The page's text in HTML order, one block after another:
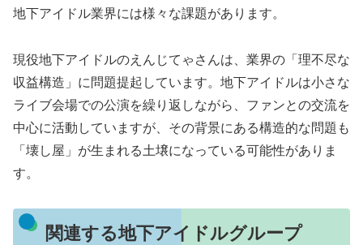
地下アイドル業界には様々な課題があります。
現役地下アイドルのえんじてゃさんは、業界の「理不尽な
収益構造」に問題提起しています。地下アイドルは小さな
ライブ会場での公演を繰り返しながら、ファンとの交流を
中心に活動していますが、その背景にある構造的な問題も
「壊し屋」が生まれる土壌になっている可能性がありま
す。
関連する地下アイドルグループ